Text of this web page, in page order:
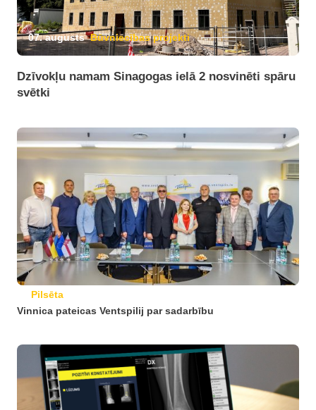
07. augusts Būvniecības projekti
Dzīvokļu namam Sinagogas ielā 2 nosvinēti spāru
svētki
Pilsēta
Vinnica pateicas Ventspilij par sadarbību